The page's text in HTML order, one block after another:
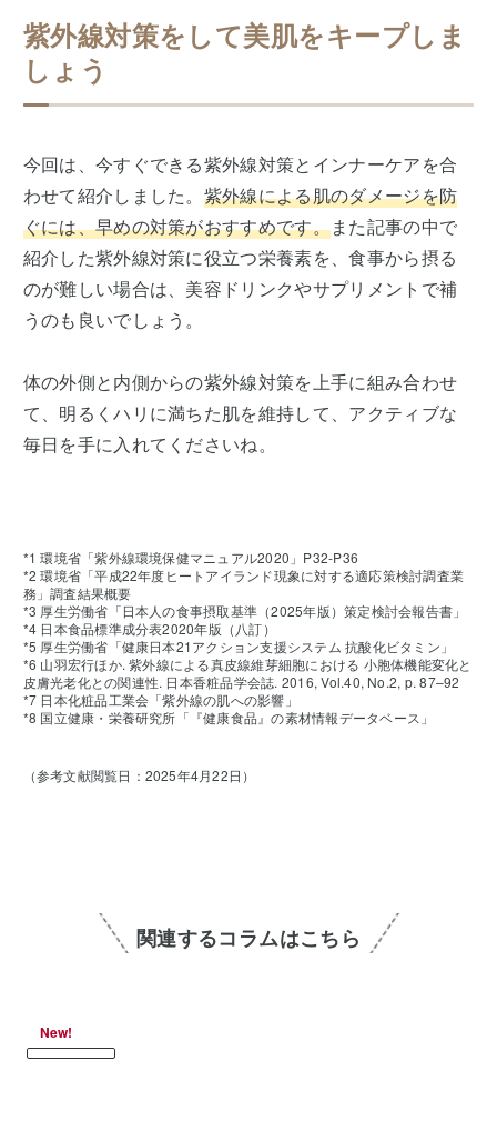
紫外線対策をして美肌をキープしま
しょう
今回は、今すぐできる紫外線対策とインナーケアを合
わせて紹介しました。 紫外線による肌のダメージを防
ぐには、早めの対策がおすすめです。また記事の中で
紹介した紫外線対策に役立つ栄養素を、食事から摂る
のが難しい場合は、美容ドリンクやサプリメントで補
うのも良いでしょう。
体の外側と内側からの紫外線対策を上手に組み合わせ
て、明るくハリに満ちた肌を維持して、アクティブな
毎日を手に入れてくださいね。
*1 環境省「紫外線環境保健マニュアル2020」P32-P36
*2 環境省「平成22年度ヒートアイランド現象に対する適応策検討調査業
務」調査結果概要
*3 厚生労働省「日本人の食事摂取基準（2025年版）策定検討会報告書」
*4 日本食品標準成分表2020年版（八訂）
*5 厚生労働省「健康日本21アクション支援システム 抗酸化ビタミン」
*6 山羽宏行ほか. 紫外線による真皮線維芽細胞における 小胞体機能変化と
皮膚光老化との関連性. 日本香粧品学会誌. 2016, Vol.40, No.2, p. 87–92
*7 日本化粧品工業会「紫外線の肌への影響」
*8 国立健康・栄養研究所「『健康食品』の素材情報データベース」
（参考文献閲覧日：2025年4月22日）
関連するコラムはこちら
New!